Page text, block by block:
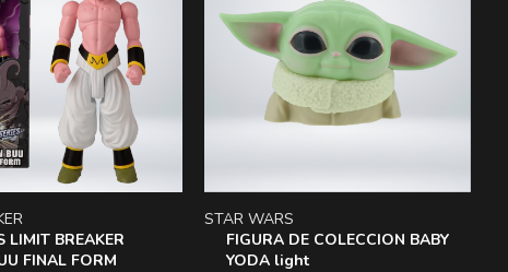
LIMIT BREAKER
FINAL FORM
FIGURA DE COLECCION BABY
YODA light
STAR WARS